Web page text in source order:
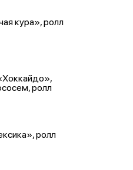
кура», ролл
ролл
ролл